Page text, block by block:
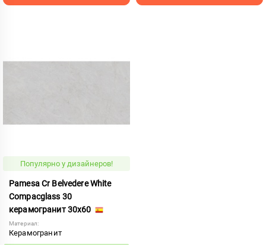
Популярно у дизайнеров!
Pamesa Cr Belvedere White
Compacglass 30
керамогранит 30x60
Материал:
Керамогранит